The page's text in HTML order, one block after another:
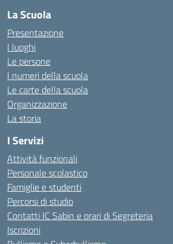
La Scuola
Presentazione
I luoghi
Le persone
I numeri della scuola
Le carte della scuola
Organizzazione
La storia
I Servizi
Attività funzionali
Personale scolastico
Famiglie e studenti
Percorsi di studio
Contatti IC Sabin e orari di Segreteria
Iscrizioni